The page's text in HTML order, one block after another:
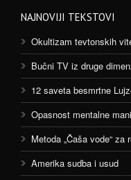
NAJNOVIJI TEKSTOVI
Okultizam tevtonskih
Bučni TV iz druge
12 saveta besmrtne
Opasnost mentalne
Metoda „Čaša vode“
Amerika sudba i usud